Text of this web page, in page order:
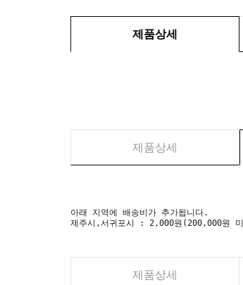
제품상세
제품상세
아래 지역에 배송비가 추가됩니다.
제주시,서귀포시 : 2,000원(200,000원
제품상세